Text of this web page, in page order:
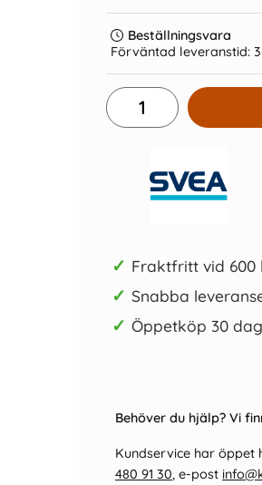
Löök "I blåsväder" C5 Kuvert 5-
Beställningsvara
Förväntad leveranstid:
✓ Fraktfritt vid 600
✓ Snabba
✓ Öppetköp 30
Behöver du hjälp? Vi
Kundservice har öppet
480 91 30, e-post